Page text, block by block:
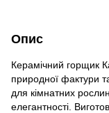
Опис
Керамічний горщик
природної фактури
для кімнатних
елегантності.